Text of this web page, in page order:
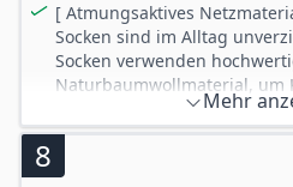
[ Atmungsaktives
Socken sind im Alltag
Socken verwenden
Naturbaumwollmaterial, um
während das Netzdesign
Atmungsaktivität sorgt und
Mehr
8